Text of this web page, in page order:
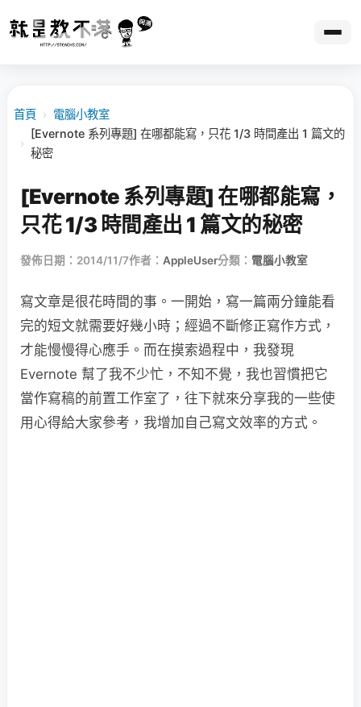
首頁 › 電腦小教室
›
[Evernote 系列專題] 在哪都能寫，只花 1/3 時間產出 1 篇文的
秘密
[Evernote 系列專題] 在哪都能寫，
只花 1/3 時間產出 1 篇文的秘密
發佈日期：2014/11/7作者： AppleUser分類： 電腦小教室
寫文章是很花時間的事。一開始，寫一篇兩分鐘能看
完的短文就需要好幾小時；經過不斷修正寫作方式，
才能慢慢得心應手。而在摸索過程中，我發現
Evernote 幫了我不少忙，不知不覺，我也習慣把它
當作寫稿的前置工作室了，往下就來分享我的一些使
用心得給大家參考，我增加自己寫文效率的方式。